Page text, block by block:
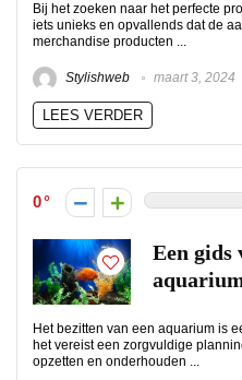
Bij het zoeken naar het perfecte
iets unieks en opvallends dat de
merchandise producten ...
Stylishweb maart 3, 2024
LEES VERDER
0
Een gids
Het bezitten van een aquarium is
het vereist een zorgvuldige
opzetten en onderhouden ...